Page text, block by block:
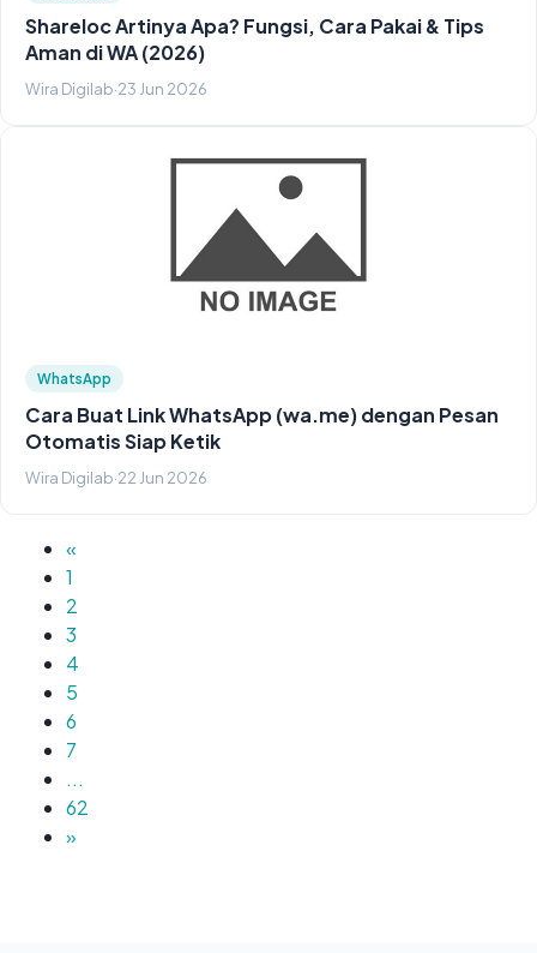
Shareloc Artinya Apa? Fungsi, Cara Pakai & Tips
Aman di WA (2026)
Wira Digilab·23 Jun 2026
WhatsApp
Cara Buat Link WhatsApp (wa.me) dengan Pesan
Otomatis Siap Ketik
Wira Digilab·22 Jun 2026
«
1
2
3
4
5
6
7
...
62
»